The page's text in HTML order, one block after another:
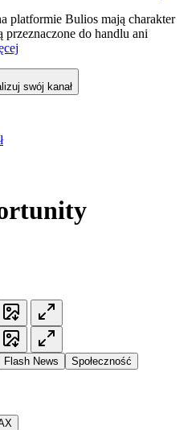
platformie Bulios mają charakter
do handlu ani
swój kanał
Flash News Społeczność